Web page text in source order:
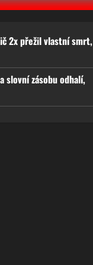
2x přežil vlastní smrt,
slovní zásobu odhalí,